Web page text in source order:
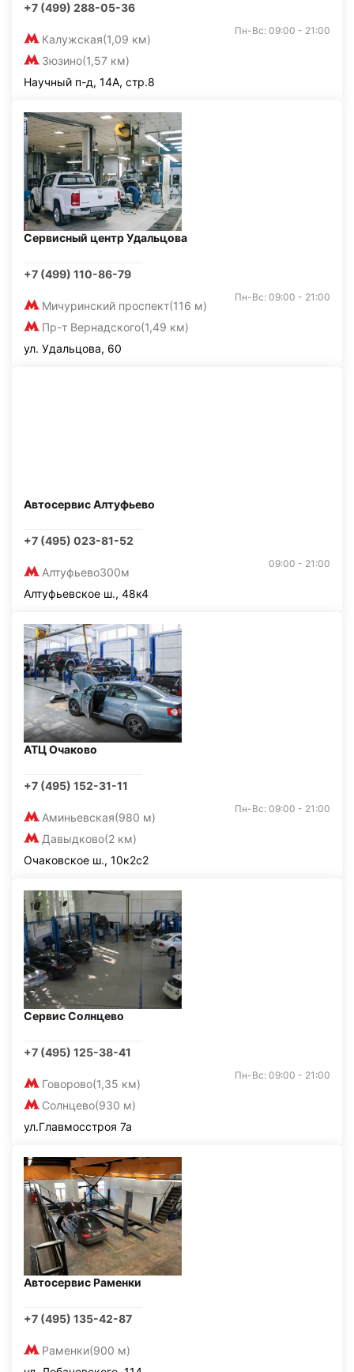
+7 (499) 288-05-36
Калужская(1,09 км)
Зюзино(1,57 км)
Пн-Вс: 09:00 - 21:00
Научный п-д, 14А, стр.8
Сервисный центр Удальцова
+7 (499) 110-86-79
Мичуринский проспект(116 м)
Пр-т Вернадского(1,49 км)
Пн-Вс: 09:00 - 21:00
ул. Удальцова, 60
Автосервис Алтуфьево
+7 (495) 023-81-52
Алтуфьево300м
09:00 - 21:00
Алтуфьевское ш., 48к4
АТЦ Очаково
+7 (495) 152-31-11
Аминьевская(980 м)
Давыдково(2 км)
Пн-Вс: 09:00 - 21:00
Очаковское ш., 10к2с2
Сервис Солнцево
+7 (495) 125-38-41
Говорово(1,35 км)
Солнцево(930 м)
Пн-Вс: 09:00 - 21:00
ул.Главмосстроя 7а
Автосервис Раменки
+7 (495) 135-42-87
Раменки(900 м)